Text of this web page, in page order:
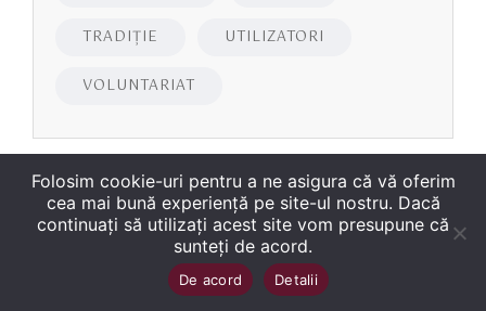
TRADIȚIE UTILIZATORI
VOLUNTARIAT
2026Biblioteca Județeană
„George Bariţiu‟ Braşov. Toate drepturile sunt
Folosim cookie-uri pentru a ne asigura că vă oferim
cea mai bună experiență pe site-ul nostru. Dacă
continuați să utilizați acest site vom presupune că
sunteți de acord.
De acord Detalii